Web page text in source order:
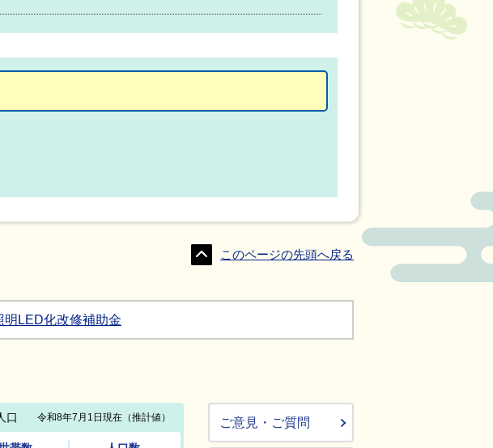
このページの先頭へ戻る
LED化改修補助金
ご意見・ご質問